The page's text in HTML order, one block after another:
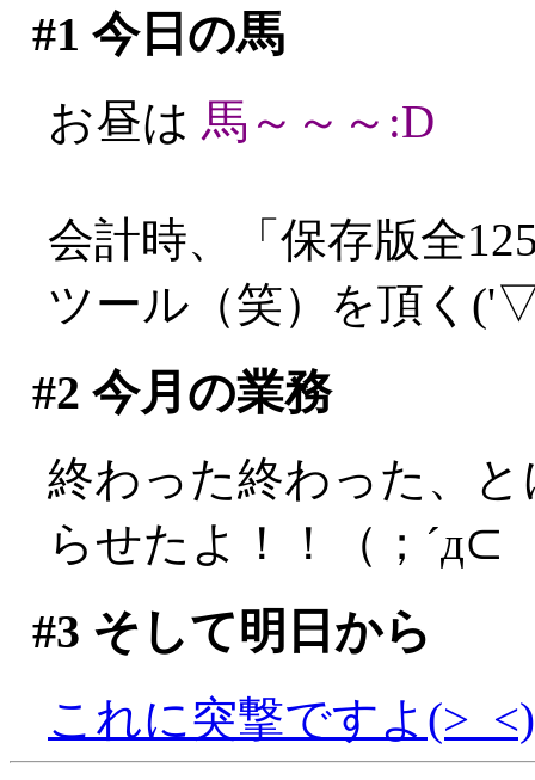
#1 今日の馬
お昼は 馬～～～:D
会計時、「保存版全
ツール（笑）を頂く
#2 今月の業務
終わった終わった、
らせたよ！！（；´д⊂
#3 そして明日から
これに突撃ですよ(>_<)